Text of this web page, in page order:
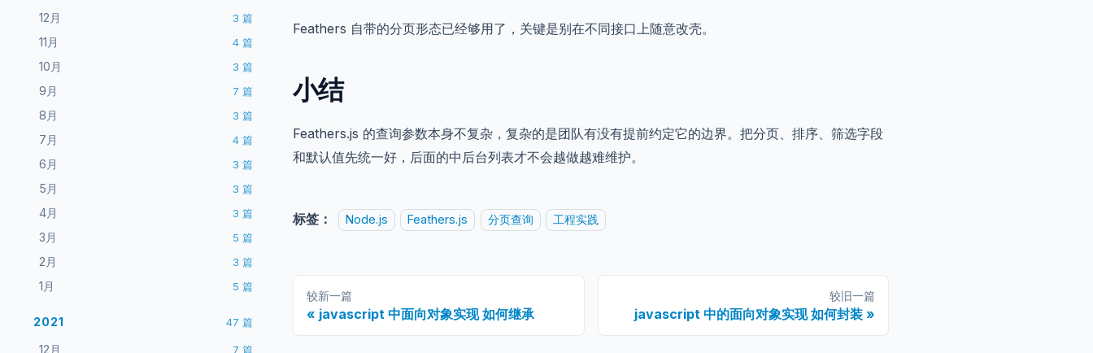
12月 3 篇
11月 4 篇
10月 3 篇
9月 7 篇
8月 3 篇
7月 4 篇
6月 3 篇
5月 3 篇
4月 3 篇
3月 5 篇
2月 3 篇
1月 5 篇
2021 47 篇
12月 7 篇
Feathers 自带的分页形态已经够用了，关键是别在不同接口上随意改壳。
小结
Feathers.js 的查询参数本身不复杂，复杂的是团队有没有提前约定它的边界。把分页、排序、筛选字段
和默认值先统一好，后面的中后台列表才不会越做越难维护。
标签： Node.js Feathers.js 分页查询 工程实践
较新一篇
javascript 中面向对象实现 如何继承
较旧一篇
javascript 中的面向对象实现 如何封装